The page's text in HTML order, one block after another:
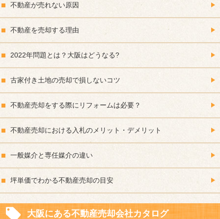
不動産が売れない原因
不動産を売却する理由
2022年問題とは？大阪はどうなる?
古家付き土地の売却で損しないコツ
不動産売却をする際にリフォームは必要？
不動産売却における入札のメリット・デメリット
一般媒介と専任媒介の違い
坪単価でわかる不動産売却の目安
大阪にある不動産売却会社カタログ